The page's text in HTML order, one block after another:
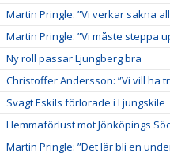
Martin Pringle: ”Vi verkar sakna
Martin Pringle: ”Vi måste steppa
Ny roll passar Ljungberg bra
Christoffer Andersson: ”Vi vill ha
Svagt Eskils förlorade i Ljungskile
Hemmaförlust mot Jönköpings
Martin Pringle: ”Det lär bli en